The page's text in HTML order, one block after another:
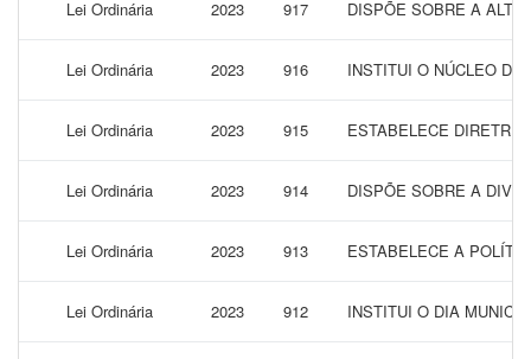
Lei Ordinária 2023 917 DISPÕE SOBRE A
Lei Ordinária 2023 916 INSTITUI O NÚCLEO
Lei Ordinária 2023 915 ESTABELECE
Lei Ordinária 2023 914 DISPÕE SOBRE A
Lei Ordinária 2023 913 ESTABELECE A
Lei Ordinária 2023 912 INSTITUI O DIA